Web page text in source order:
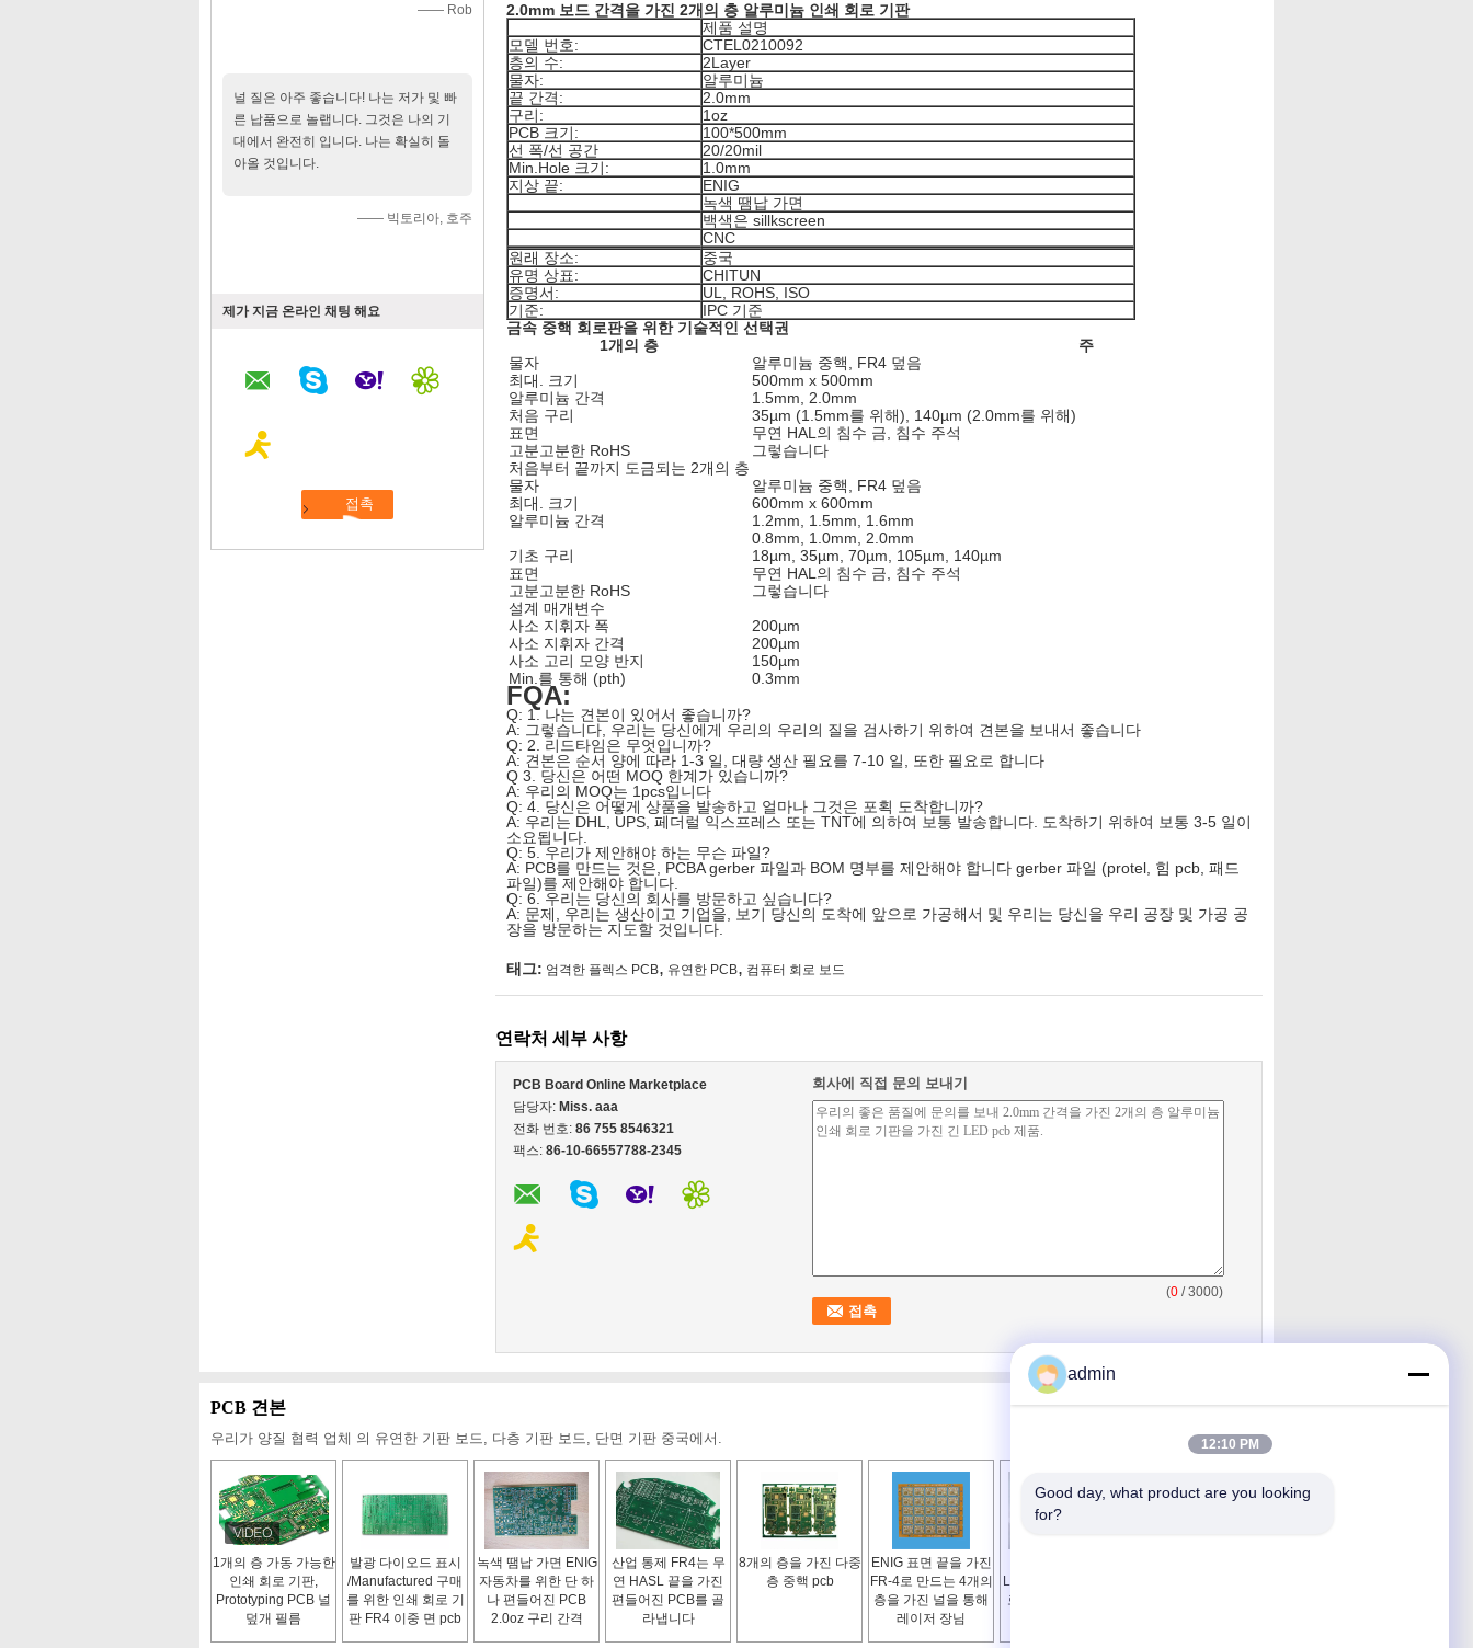
—— Rob
널 질은 아주 좋습니다! 나는 저가 및 빠
른 납품으로 놀랩니다. 그것은 나의 기
대에서 완전히 입니다. 나는 확실히 돌
아올 것입니다.
—— 빅토리아, 호주
제가 지금 온라인 채팅 해요
2.0mm 보드 간격을 가진 2개의 층 알루미늄 인쇄 회로 기판
제품 설명
모델 번호:
CTEL0210092
층의 수:
2Layer
물자:
알루미늄
끝 간격:
2.0mm
구리:
1oz
PCB 크기:
100*500mm
선 폭/선 공간
20/20mil
Min.Hole 크기:
1.0mm
지상 끝:
ENIG
녹색 땜납 가면
백색은 sillkscreen
CNC
원래 장소:
중국
유명 상표:
CHITUN
증명서:
UL, ROHS, ISO
기준:
IPC 기준
금속 중핵 회로판을 위한 기술적인 선택권
1개의 층
주
물자
알루미늄 중핵, FR4 덮음
최대. 크기
500mm x 500mm
알루미늄 간격
1.5mm, 2.0mm
처음 구리
35µm (1.5mm를 위해), 140µm (2.0mm를 위해)
표면
무연 HAL의 침수 금, 침수 주석
고분고분한 RoHS
그렇습니다
처음부터 끝까지 도금되는 2개의 층
물자
알루미늄 중핵, FR4 덮음
최대. 크기
600mm x 600mm
알루미늄 간격
1.2mm, 1.5mm, 1.6mm
0.8mm, 1.0mm, 2.0mm
기초 구리
18µm, 35µm, 70µm, 105µm, 140µm
표면
무연 HAL의 침수 금, 침수 주석
고분고분한 RoHS
그렇습니다
설계 매개변수
사소 지휘자 폭
200µm
사소 지휘자 간격
200µm
사소 고리 모양 반지
150µm
Min.를 통해 (pth)
0.3mm
FQA:
Q: 1. 나는 견본이 있어서 좋습니까?
A: 그렇습니다, 우리는 당신에게 우리의 우리의 질을 검사하기 위하여 견본을 보내서 좋습니다
Q: 2. 리드타임은 무엇입니까?
A: 견본은 순서 양에 따라 1-3 일, 대량 생산 필요를 7-10 일, 또한 필요로 합니다
Q 3. 당신은 어떤 MOQ 한계가 있습니까?
A: 우리의 MOQ는 1pcs입니다
Q: 4. 당신은 어떻게 상품을 발송하고 얼마나 그것은 포획 도착합니까?
A: 우리는 DHL, UPS, 페더럴 익스프레스 또는 TNT에 의하여 보통 발송합니다. 도착하기 위하여 보통 3-5 일이
소요됩니다.
Q: 5. 우리가 제안해야 하는 무슨 파일?
A: PCB를 만드는 것은, PCBA gerber 파일과 BOM 명부를 제안해야 합니다 gerber 파일 (protel, 힘 pcb, 패드
파일)를 제안해야 합니다.
Q: 6. 우리는 당신의 회사를 방문하고 싶습니다?
A: 문제, 우리는 생산이고 기업을, 보기 당신의 도착에 앞으로 가공해서 및 우리는 당신을 우리 공장 및 가공 공
장을 방문하는 지도할 것입니다.
태그: 엄격한 플렉스 PCB, 유연한 PCB, 컴퓨터 회로 보드
연락처 세부 사항
PCB Board Online Marketplace
담당자: Miss. aaa
전화 번호: 86 755 8546321
팩스: 86-10-66557788-2345
회사에 직접 문의 보내기
(0 / 3000)
PCB 견본
우리가 양질 협력 업체 의 유연한 기판 보드, 다층 기판 보드, 단면 기판 중국에서.
1개의 층 가동 가능한
인쇄 회로 기판,
Prototyping PCB 널
덮개 필름
발광 다이오드 표시
/Manufactured 구매
를 위한 인쇄 회로 기
판 FR4 이중 면 pcb
녹색 땜납 가면 ENIG
자동차를 위한 단 하
나 편들어진 PCB
2.0oz 구리 간격
산업 통제 FR4는 무
연 HASL 끝을 가진
편들어진 PCB를 골
라냅니다
8개의 층을 가진 다중
층 중핵 pcb
ENIG 표면 끝을 가진
FR-4로 만드는 4개의
층을 가진 널을 통해
레이저 장님
LED PCB 널은/빛 회
로판 집합을 지도했
admin
12:10 PM
Good day, what product are you looking
for?